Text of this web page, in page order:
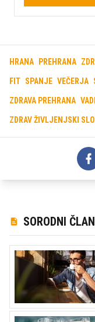
HRANA PREHRANA
FIT SPANJE VEČERJA
ZDRAVA PREHRANA
ZDRAV ŽIVLJENJSKI
SORODNI